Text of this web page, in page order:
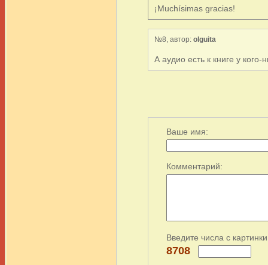
¡Muchísimas gracias!
№8, автор: olguita
А аудио есть к книге у кого-
Ваше имя:
Комментарий:
Введите числа с
8708